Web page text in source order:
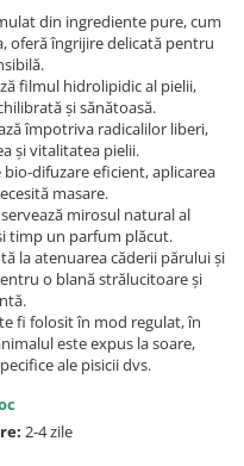
din ingrediente pure, cum
oferă îngrijire delicată pentru
filmul hidrolipidic al pielii,
și sănătoasă.
împotriva radicalilor liberi,
și vitalitatea pielii.
bio-difuzare eficient, aplicarea
masare.
mirosul natural al
timp un parfum plăcut.
la atenuarea căderii părului și
o blană strălucitoare și
fi folosit în mod regulat, în
este expus la soare,
ale pisicii dvs.
2-4 zile